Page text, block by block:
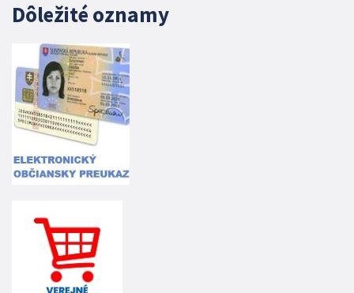
Dôležité oznamy